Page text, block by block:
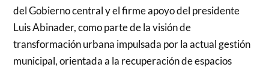
del Gobierno central y el firme apoyo del presidente
Luis Abinader, como parte de la visión de
transformación urbana impulsada por la actual gestión
municipal, orientada a la recuperación de espacios